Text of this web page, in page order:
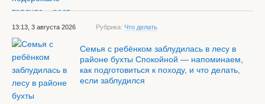
13:13, 3 августа 2026 Рубрика: Что делать
Семья с ребёнком заблудилась в лесу в
районе бухты Спокойной — напоминаем,
как подготовиться к походу, и что делать,
если заблудился